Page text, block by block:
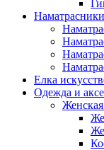
Наматрасники
Елка
Одежда и